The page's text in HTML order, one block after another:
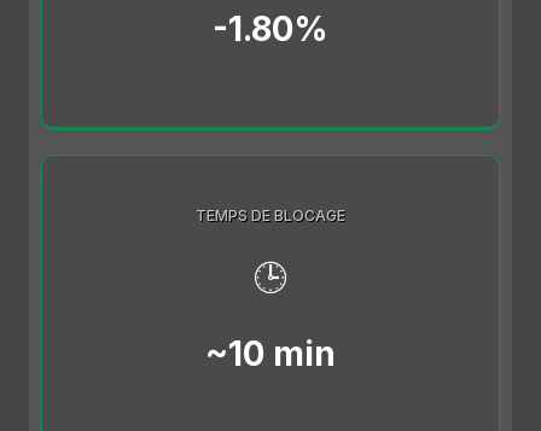
-1.80%
TEMPS DE BLOCAGE
🕒
~10 min